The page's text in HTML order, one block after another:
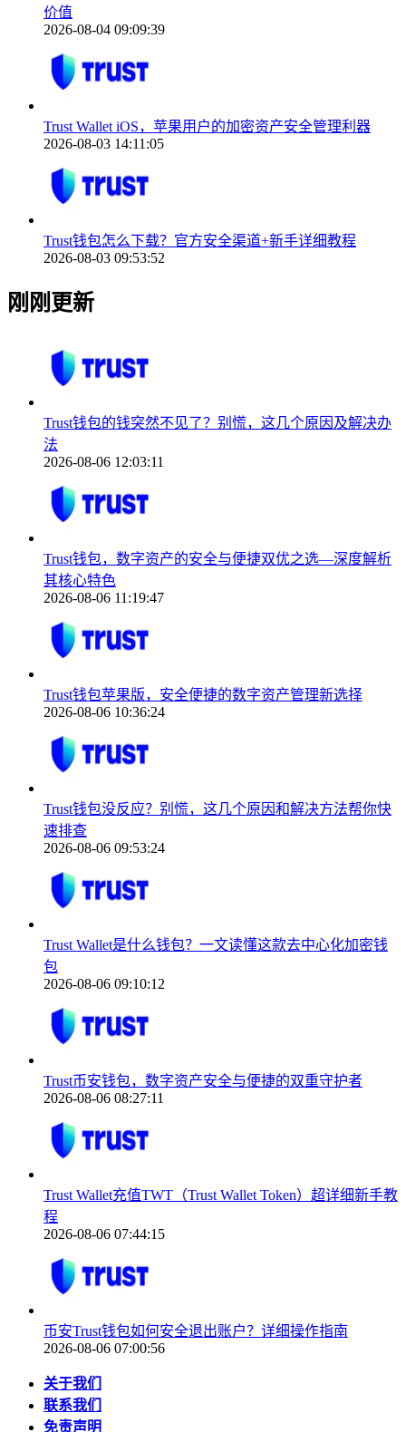
价值
2026-08-04 09:09:39
Trust Wallet iOS，苹果用户的加密资产安全管理利器
2026-08-03 14:11:05
Trust钱包怎么下载？官方安全渠道+新手详细教程
2026-08-03 09:53:52
刚刚更新
Trust钱包的钱突然不见了？别慌，这几个原因及解决办
法
2026-08-06 12:03:11
Trust钱包，数字资产的安全与便捷双优之选—深度解析
其核心特色
2026-08-06 11:19:47
Trust钱包苹果版，安全便捷的数字资产管理新选择
2026-08-06 10:36:24
Trust钱包没反应？别慌，这几个原因和解决方法帮你快
速排查
2026-08-06 09:53:24
Trust Wallet是什么钱包？一文读懂这款去中心化加密钱
包
2026-08-06 09:10:12
Trust币安钱包，数字资产安全与便捷的双重守护者
2026-08-06 08:27:11
Trust Wallet充值TWT（Trust Wallet Token）超详细新手教
程
2026-08-06 07:44:15
币安Trust钱包如何安全退出账户？详细操作指南
2026-08-06 07:00:56
关于我们
联系我们
免责声明